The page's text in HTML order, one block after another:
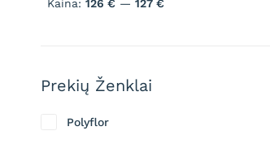
Kaina: 126 € — 127 €
Prekių Ženklai
Polyflor